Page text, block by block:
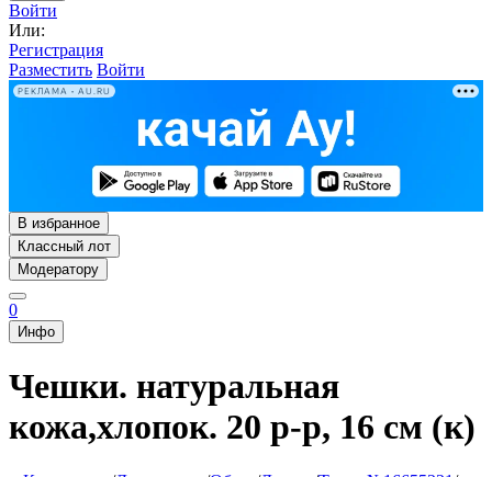
Войти
Или:
Регистрация
Разместить Войти
РЕКЛАМА • AU.RU
В избранное
Классный лот
Модератору
0
Инфо
Чешки. натуральная
кожа,хлопок. 20 р-р, 16 см (к)